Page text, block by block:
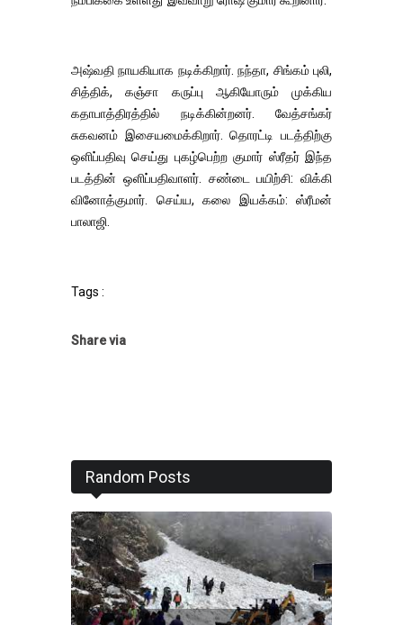
அஷ்வதி நாயகியாக நடிக்கிறார். நந்தா, சிங்கம் புலி,
சித்திக், கஞ்சா கருப்பு ஆகியோரும் முக்கிய
கதாபாத்திரத்தில் நடிக்கின்றனர். வேத்சங்கர்
சுகவனம் இசையமைக்கிறார். தொரட்டி படத்திற்கு
ஒளிப்பதிவு செய்து புகழ்பெற்ற குமார் ஸ்ரீதர் இந்த
படத்தின் ஒளிப்பதிவாளர். சண்டை பயிற்சி: விக்கி
வினோத்குமார். செய்ய, கலை இயக்கம்: ஸ்ரீமன்
பாலாஜி.
Tags :
Share via
Random Posts